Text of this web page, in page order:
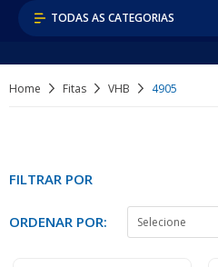
Home Fitas VHB 4905
FILTRAR POR
ORDENAR POR: